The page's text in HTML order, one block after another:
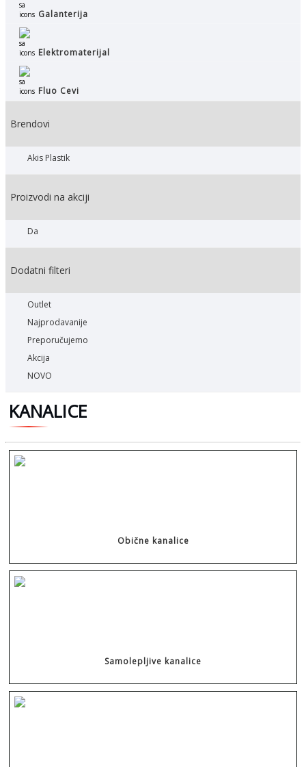
Galanterija
Elektromaterijal
Fluo Cevi
Brendovi
Akis Plastik
Proizvodi na akciji
Da
Dodatni filteri
Outlet
Najprodavanije
Preporučujemo
Akcija
NOVO
KANALICE
Obične kanalice
Samolepljive kanalice